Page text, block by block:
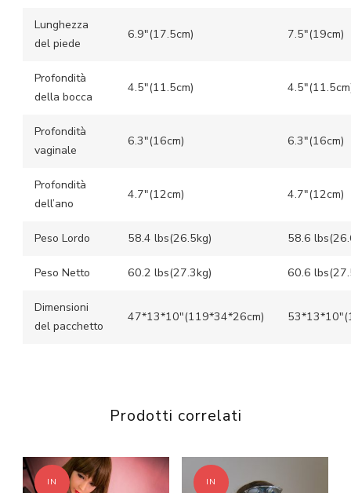
Lunghezza
del piede
6.9″(17.5cm) 7.5″(19cm)
Profondità
della bocca
4.5″(11.5cm)
Profondità
vaginale
6.3″(16cm) 6.3″(16cm)
Profondità
dell’ano
4.7″(12cm) 4.7″(12cm)
Peso Lordo 58.4 lbs(26.5kg) 58.6
Peso Netto 60.2 lbs(27.3kg) 60.6
Dimensioni
del pacchetto
47*13*10″(119*34*26cm)
Prodotti correlati
IN IN